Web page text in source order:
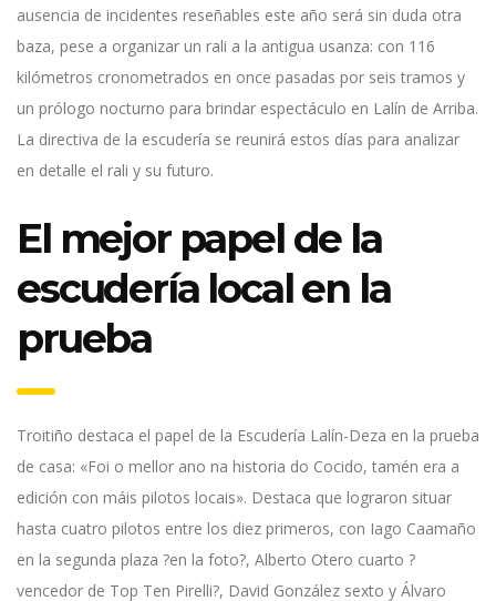
ausencia de incidentes reseñables este año será sin duda otra
baza, pese a organizar un rali a la antigua usanza: con 116
kilómetros cronometrados en once pasadas por seis tramos y
un prólogo nocturno para brindar espectáculo en Lalín de Arriba.
La directiva de la escudería se reunirá estos días para analizar
en detalle el rali y su futuro.
El mejor papel de la
escudería local en la
prueba
Troitiño destaca el papel de la Escudería Lalín-Deza en la prueba
de casa: «Foi o mellor ano na historia do Cocido, tamén era a
edición con máis pilotos locais». Destaca que lograron situar
hasta cuatro pilotos entre los diez primeros, con Iago Caamaño
en la segunda plaza ?en la foto?, Alberto Otero cuarto ?
vencedor de Top Ten Pirelli?, David González sexto y Álvaro